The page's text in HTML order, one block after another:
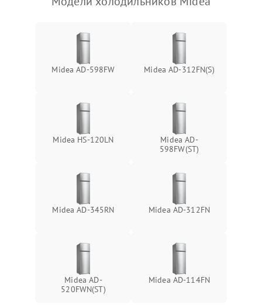
Midea AD-598FW Midea AD-312FN(S)
Midea HS-120LN
Midea AD-
598FW(ST)
Midea AD-345RN Midea AD-312FN
Midea AD-
520FWN(ST)
Midea AD-114FN